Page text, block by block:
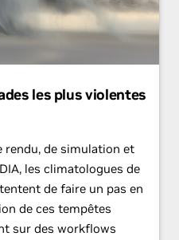
les plus violentes
rendu, de simulation et
les climatologues de
de faire un pas en
de ces tempêtes
sur des workflows